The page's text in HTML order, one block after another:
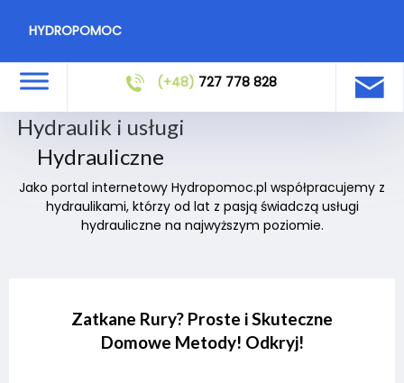
HYDROPOMOC
(+48) 727 778 828
Hydraulik i usługi
Hydrauliczne
Jako portal internetowy Hydropomoc.pl współpracujemy z
hydraulikami, którzy od lat z pasją świadczą usługi
hydrauliczne na najwyższym poziomie.
Zatkane Rury? Proste i Skuteczne
Domowe Metody! Odkryj!